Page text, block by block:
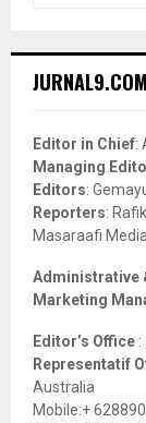
h
o
r
:
JURNAL9.COM
Editor in Chief:
Managing
Editors:
Reporters:
Masaraafi
Administrative
Marketing
Editor’s Office
Representatif
Australia
Mobile:+